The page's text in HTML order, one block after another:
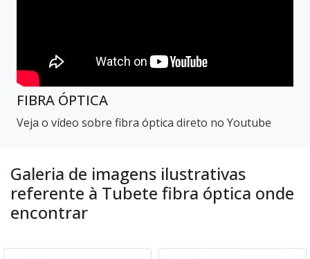
FIBRA ÓPTICA
Veja o vídeo sobre fibra óptica direto no Youtube
Galeria de imagens ilustrativas
referente à Tubete fibra óptica onde
encontrar